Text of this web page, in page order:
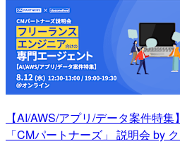
【AI/AWS/アプリ/データ案件特
「CMパートナーズ」 説明会 by